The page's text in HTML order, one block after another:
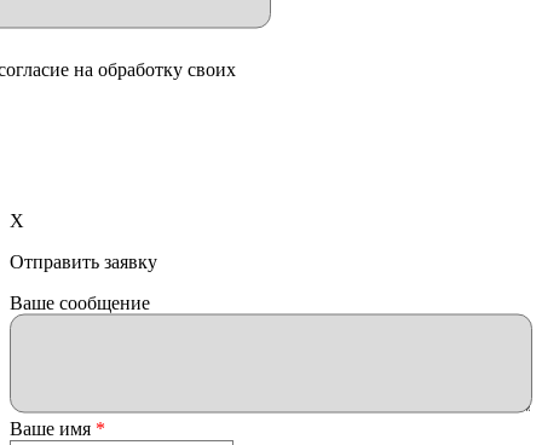
на обработку своих
X
Отправить заявку
Ваше сообщение
Ваше имя *